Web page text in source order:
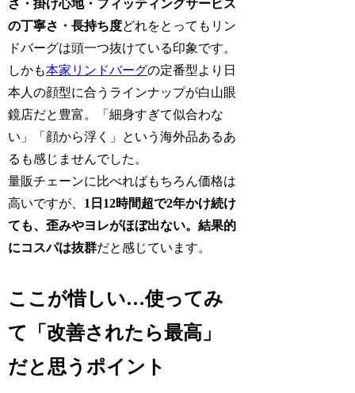
さ・掛け心地・フィッティングサービス
の丁寧さ・長持ち度どれをとってもリン
ドバーグは頭一つ抜けている印象です。
しかも本家リンドバーグの定番型より日
本人の顔型に合うラインナップが白山眼
鏡店だと豊富。「細身すぎて似合わな
い」「顔から浮く」という海外品あるあ
るも感じませんでした。
量販チェーンに比べればもちろん価格は
高いですが、 1日12時間超で2年かけ続け
ても、歪みやヨレがほぼ出ない。結果的
にコスパは抜群だと感じています。
ここが惜しい…使ってみ
て「改善されたら最高」
だと思うポイント